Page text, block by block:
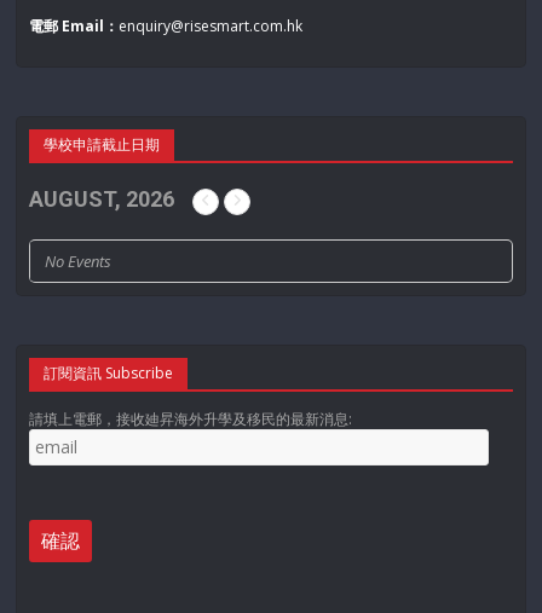
電郵 Email： enquiry@risesmart.com.hk
學校申請截止日期
AUGUST, 2026
No Events
訂閱資訊 Subscribe
請填上電郵，接收廸昇海外升學及移民的最新消息: